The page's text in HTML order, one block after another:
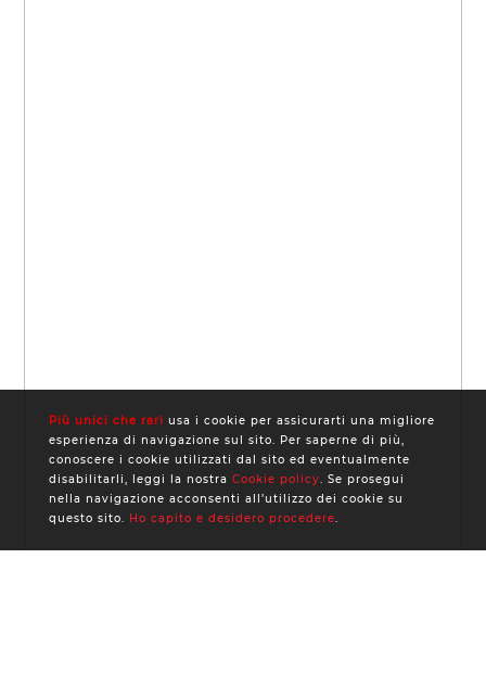
Più unici che rari usa i cookie per assicurarti una migliore
esperienza di navigazione sul sito. Per saperne di più,
conoscere i cookie utilizzati dal sito ed eventualmente
disabilitarli, leggi la nostra Cookie policy. Se prosegui
nella navigazione acconsenti all’utilizzo dei cookie su
questo sito. Ho capito e desidero procedere.